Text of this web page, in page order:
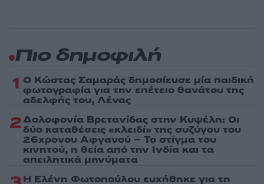
Πιο δημοφιλή
1 Ο Κώστας Σαμαράς δημοσίευσε μία παιδική
φωτογραφία για την επέτειο θανάτου της
αδελφής του, Λένας
2Δολοφονία Βρετανίδας στην Κυψέλη: Οι
δύο καταθέσεις «κλειδί» της συζύγου του
26χρονου Αφγανού – Το στίγμα του
κινητού, η θεία από την Ινδία και τα
απειλητικά μηνύματα
Η Ελένη Φωτοπούλου ευχήθηκε για τη